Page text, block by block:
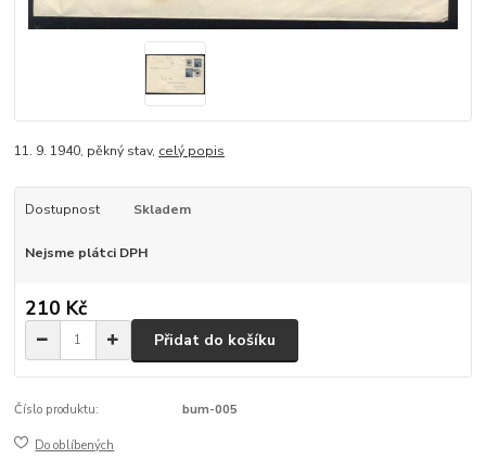
11. 9. 1940, pěkný stav, celý popis
Dostupnost Skladem
Nejsme plátci DPH
210 Kč
Přidat do košíku
Číslo produktu: bum-005
Do oblíbených